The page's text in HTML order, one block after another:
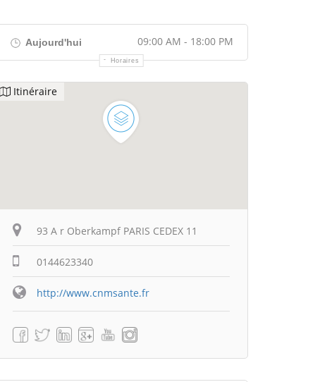
Aujourd'hui 09:00 AM - 18:00 PM
Horaires
Itinéraire
93 A r Oberkampf PARIS CEDEX 11
0144623340
http://www.cnmsante.fr